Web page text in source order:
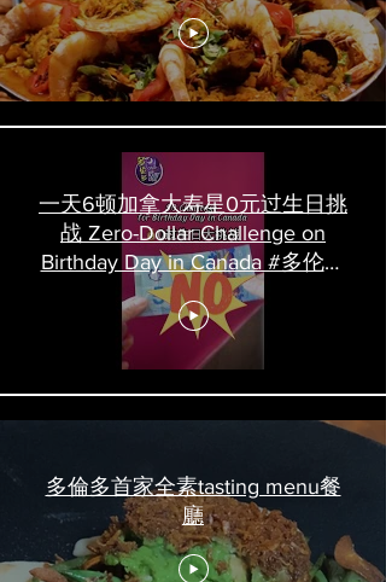
一天6顿加拿大寿星0元过生日挑
战 Zero-Dollar Challenge on
Birthday Day in Canada #多伦多
吃喝玩乐 #多伦多美食
#torontofood
多倫多首家全素tasting menu餐
廳